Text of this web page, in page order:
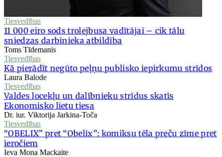
Tiesvedības
11 000 eiro sods trolejbusa vadītājai – cik tālu
sniedzas darbinieka atbildība
Toms Tīdemanis
Tiesvedības
Kā pierādīt negūto peļņu publisko iepirkumu strīdos
Laura Balode
Tiesvedības
Valdes locekļu un dalībnieku strīdus skatīs
Ekonomisko lietu tiesa
Dr. iur. Viktorija Jarkina-Toča
Tiesvedības
“OBELIX” pret “Obelix”: komiksu tēla preču zīme pret
ieročiem
Ieva Mona Mackaite